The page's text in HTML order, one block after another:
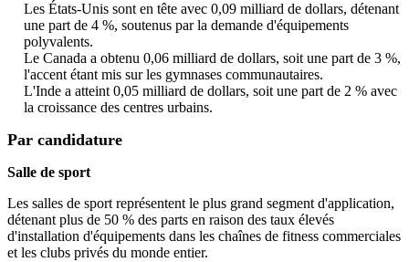
Les États-Unis sont en tête avec 0,09 milliard de dollars, détenant
une part de 4 %, soutenus par la demande d'équipements
polyvalents.
Le Canada a obtenu 0,06 milliard de dollars, soit une part de 3 %,
l'accent étant mis sur les gymnases communautaires.
L'Inde a atteint 0,05 milliard de dollars, soit une part de 2 % avec
la croissance des centres urbains.
Par candidature
Salle de sport
Les salles de sport représentent le plus grand segment d'application,
détenant plus de 50 % des parts en raison des taux élevés
d'installation d'équipements dans les chaînes de fitness commerciales
et les clubs privés du monde entier.